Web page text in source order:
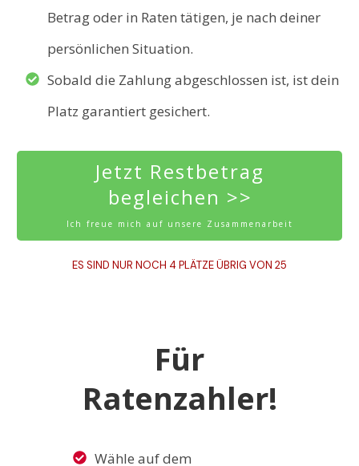
Betrag oder in Raten tätigen, je nach deiner
persönlichen Situation.
Sobald die Zahlung abgeschlossen ist, ist dein
Platz garantiert gesichert.
Jetzt Restbetrag
begleichen >>
Ich freue mich auf unsere Zusammenarbeit
ES SIND NUR NOCH 4 PLÄTZE ÜBRIG VON 25
Für
Ratenzahler!
Wähle auf dem